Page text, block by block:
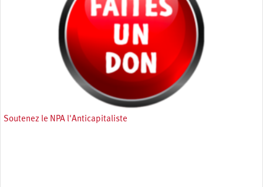
Soutenez le NPA l'Anticapitaliste